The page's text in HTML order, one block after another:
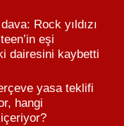
Rock yıldızı
eşi
dairesini kaybetti
yasa teklifi
hangi